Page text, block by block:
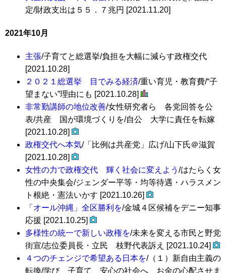
定/財政支出は５５．７兆円 [2021.11.20]
2021年10月
主張/子育てと総選挙/負担を大幅に減らす政権交代
[2021.10.28]
２０２１総選挙 目でみる経済/重い育児・教育費/“子
望まない”理由にも [2021.10.28]
非常勤講師の地位改善/女性研究者ら 各党回答を公
表/共産 国が環境づくりを/自公 大学に責任を転嫁
[2021.10.28]
政権交代へ本気/「比例は共産党」広げ/山下氏＠滋賀
[2021.10.28]
女性の力で政権交代 輝く社会に変えよう /はたらく女
性の中央集会/ジェンダー平等・均等待遇・ハラスメン
ト根絶・憲法いかす [2021.10.26]
「オール沖縄」全区勝利を/金城４区候補をデニー知事
応援 [2021.10.25]
多様性の統一で新しい政権を/未来を変える市民と野党
街宣/志位委員長・立民 枝野代表訴え [2021.10.24]
４つのチェンジで希望ある日本を/（１）新自由主義の
転換/学び 子育て 安心の社会へ お金の心配させま